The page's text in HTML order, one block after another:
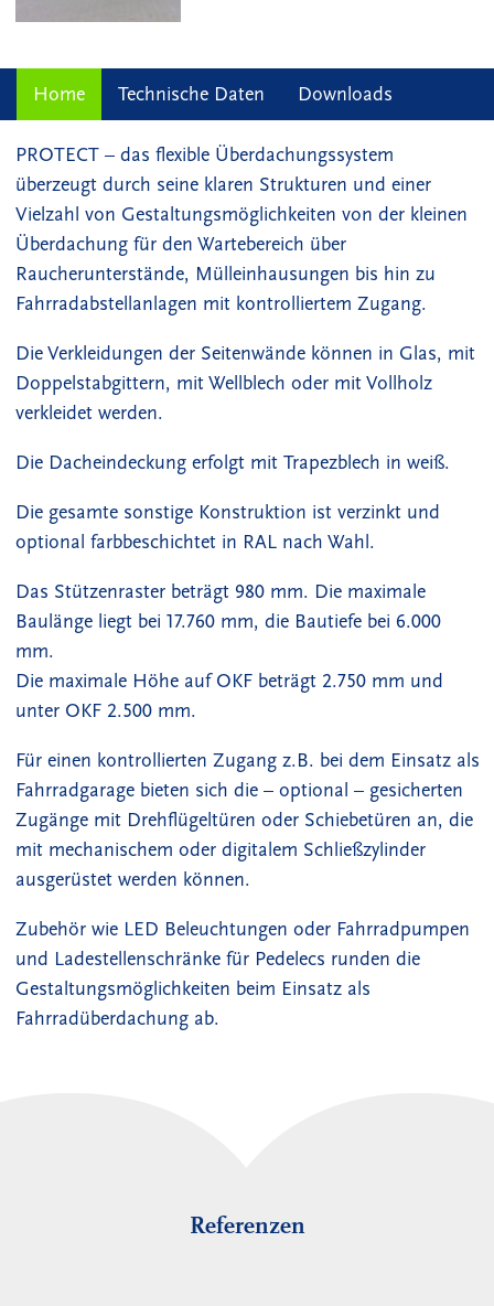
Home Technische Daten Downloads
PROTECT – das flexible Überdachungssystem
überzeugt durch seine klaren Strukturen und einer
Vielzahl von Gestaltungsmöglichkeiten von der kleinen
Überdachung für den Wartebereich über
Raucherunterstände, Mülleinhausungen bis hin zu
Fahrradabstellanlagen mit kontrolliertem Zugang.
Die Verkleidungen der Seitenwände können in Glas, mit
Doppelstabgittern, mit Wellblech oder mit Vollholz
verkleidet werden.
Die Dacheindeckung erfolgt mit Trapezblech in weiß.
Die gesamte sonstige Konstruktion ist verzinkt und
optional farbbeschichtet in RAL nach Wahl.
Das Stützenraster beträgt 980 mm. Die maximale
Baulänge liegt bei 17.760 mm, die Bautiefe bei 6.000
mm.
Die maximale Höhe auf OKF beträgt 2.750 mm und
unter OKF 2.500 mm.
Für einen kontrollierten Zugang z.B. bei dem Einsatz als
Fahrradgarage bieten sich die – optional – gesicherten
Zugänge mit Drehflügeltüren oder Schiebetüren an, die
mit mechanischem oder digitalem Schließzylinder
ausgerüstet werden können.
Zubehör wie LED Beleuchtungen oder Fahrradpumpen
und Ladestellenschränke für Pedelecs runden die
Gestaltungsmöglichkeiten beim Einsatz als
Fahrradüberdachung ab.
Referenzen